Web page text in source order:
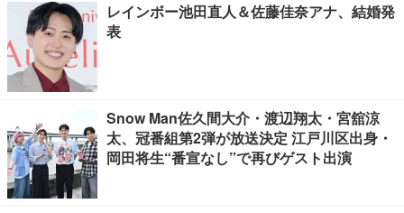
レインボー池田直人＆佐藤佳奈アナ、結婚発
表
Snow Man佐久間大介・渡辺翔太・宮舘涼
太、冠番組第2弾が放送決定 江戸川区出身・
岡田将生“番宣なし”で再びゲスト出演